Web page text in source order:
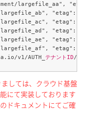
largefile_aa",
largefile_ab", "etag": "
largefile_ac", "etag": "
largefile_ad", "etag": "
largefile_ae", "etag": "
largefile_af", "etag": "
v1/AUTH_ テナントID/
しては、クラウド基盤
にて実装しております
ドキュメントにてご確